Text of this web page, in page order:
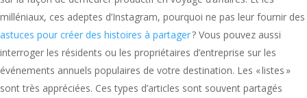
milléniaux, ces adeptes d’Instagram, pourquoi ne pas leur fournir des
astuces pour créer des histoires à partager? Vous pouvez aussi
interroger les résidents ou les propriétaires d’entreprise sur les
événements annuels populaires de votre destination. Les « listes »
sont très appréciées. Ces types d’articles sont souvent partagés